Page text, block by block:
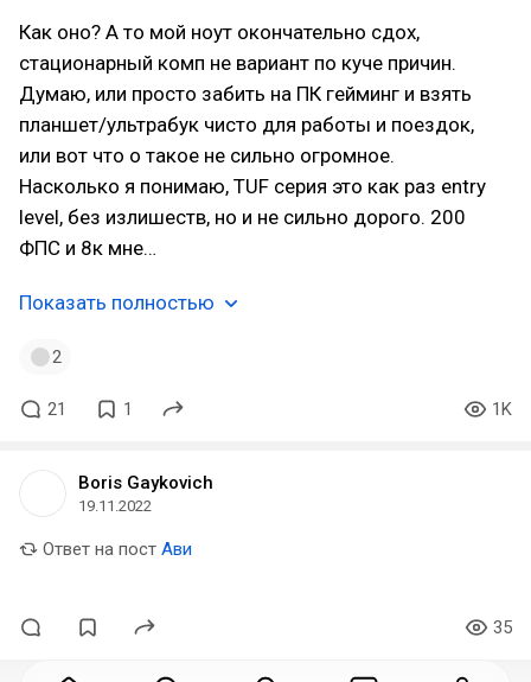
Как оно? А то мой ноут окончательно сдох,
стационарный комп не вариант по куче причин.
Думаю, или просто забить на ПК гейминг и взять
планшет/ультрабук чисто для работы и поездок,
или вот что о такое не сильно огромное.
Насколько я понимаю, TUF серия это как раз entry
level, без излишеств, но и не сильно дорого. 200
ФПС и 8к мне…
Показать полностью
2
21 1 1K
Boris Gaykovich
19.11.2022
Ответ на пост Ави
35